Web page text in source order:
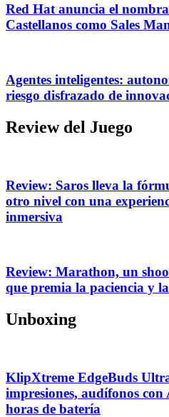
Red Hat anuncia el
Castellanos como Sales
Agentes inteligentes:
riesgo disfrazado de
Review del Juego
Review: Saros lleva la
otro nivel con una
inmersiva
Review: Marathon, un
que premia la paciencia y
Unboxing
KlipXtreme EdgeBuds
impresiones, audífonos
horas de batería